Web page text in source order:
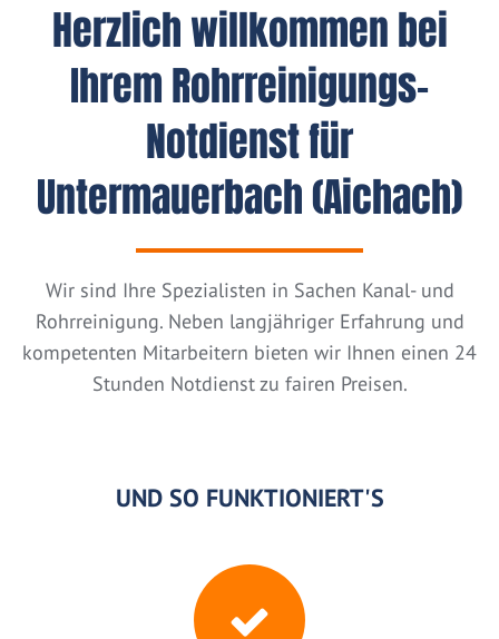
Herzlich willkommen bei
Ihrem Rohrreinigungs-
Notdienst für
Untermauerbach (Aichach)
Wir sind Ihre Spezialisten in Sachen Kanal- und
Rohrreinigung. Neben langjähriger Erfahrung und
kompetenten Mitarbeitern bieten wir Ihnen einen 24
Stunden Notdienst zu fairen Preisen.
UND SO FUNKTIONIERT'S